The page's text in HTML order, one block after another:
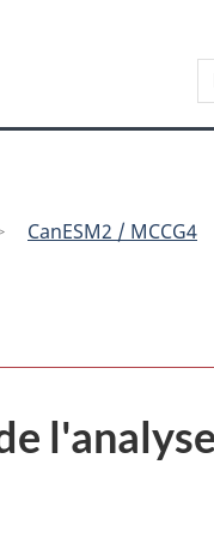
CanESM2 / MCCG4